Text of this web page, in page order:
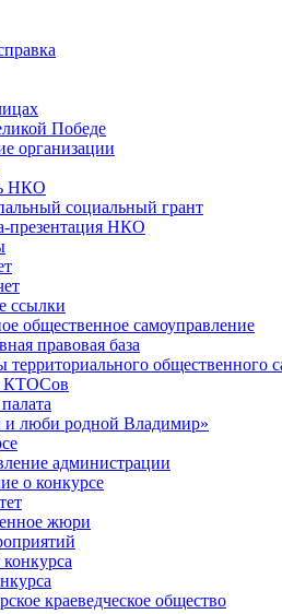
Победе
организации
НКО
социальный грант
презентация НКО
ссылки
общественное самоуправление
правовая база
территориального общественного
КТОСов
и люби родной Владимир»
администрации
о конкурсе
жюри
краеведческое общество